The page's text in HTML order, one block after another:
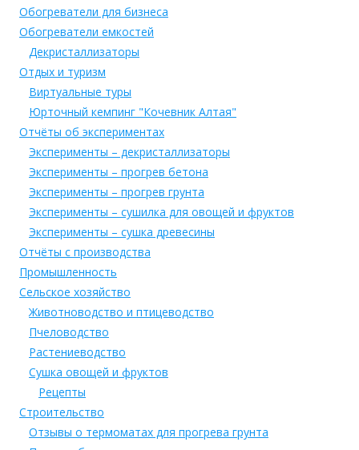
Обогреватели для бизнеса
Обогреватели емкостей
Декристаллизаторы
Отдых и туризм
Виртуальные туры
Юрточный кемпинг "Кочевник Алтая"
Отчёты об экспериментах
Эксперименты – декристаллизаторы
Эксперименты – прогрев бетона
Эксперименты – прогрев грунта
Эксперименты – сушилка для овощей и фруктов
Эксперименты – сушка древесины
Отчёты с производства
Промышленность
Сельское хозяйство
Животноводство и птицеводство
Пчеловодство
Растениеводство
Сушка овощей и фруктов
Рецепты
Строительство
Отзывы о термоматах для прогрева грунта